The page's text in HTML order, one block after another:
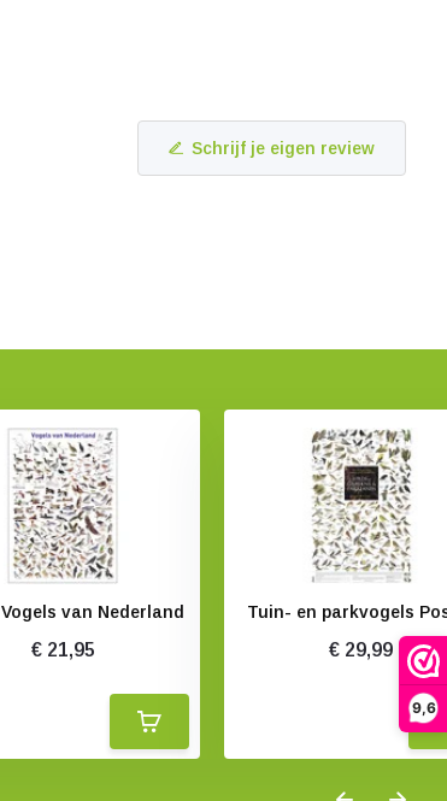
9,6
Schrijf je eigen review
van Nederland
€ 21,95
Tuin- en parkvogels
€ 29,99